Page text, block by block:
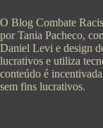
O Blog Combate
por Tania Pacheco,
Daniel Levi e design
lucrativos e utiliza
conteúdo é
sem fins lucrativos.